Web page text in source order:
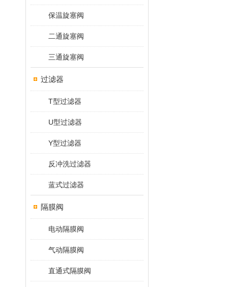
保温旋塞阀
二通旋塞阀
三通旋塞阀
过滤器
T型过滤器
U型过滤器
Y型过滤器
反冲洗过滤器
蓝式过滤器
隔膜阀
电动隔膜阀
气动隔膜阀
直通式隔膜阀